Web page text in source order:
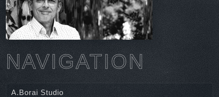
NAVIGATION
A.Borai Studio